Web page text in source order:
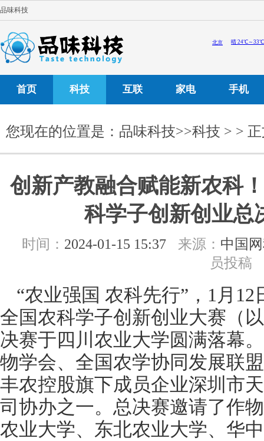
品味科技
首页 科技 互联 家电 手机
您现在的位置是： 品味科技>>科技 > >
创新产教融合赋能新农科
科学子创新创业总
时间： 2024-01-15 15:37 来源： 中国
员投稿
“农业强国 农科先行”，1月
全国农科学子创新创业大赛（
决赛于四川农业大学圆满落幕
物学会、全国农学协同发展联
丰农控股旗下成员企业深圳市
司协办之一。总决赛邀请了作
农业大学、东北农业大学、华